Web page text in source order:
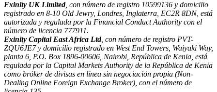
Exinity UK Limited, con número de registro 10599136 y domicilio
registrado en 8-10 Old Jewry, Londres, Inglaterra, EC2R 8DN, está
autorizada y regulada por la Financial Conduct Authority con el
número de licencia 777911.
Exinity Capital East Africa Ltd, con número de registro PVT-
ZQU6JE7 y domicilio registrado en West End Towers, Waiyaki Way,
planta 6, P.O. Box 1896-00606, Nairobi, República de Kenia, está
regulada por la Capital Markets Authority de la República de Kenia
como bróker de divisas en línea sin negociación propia (Non-
Dealing Online Foreign Exchange Broker), con el número de